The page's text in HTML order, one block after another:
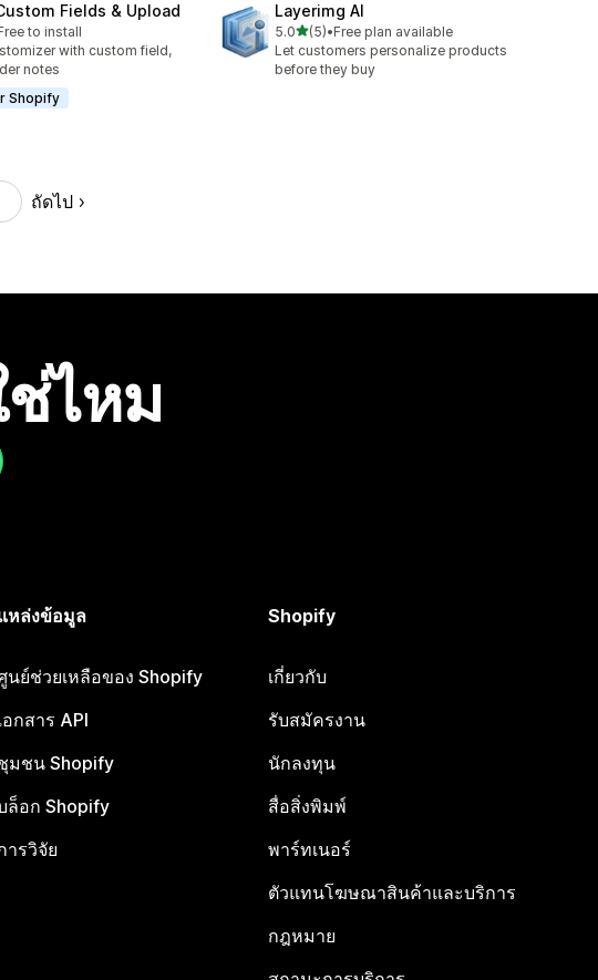
Fields & Upload
ว
ว
to install
with custom field,
notes
Shopify
Layerimg AI
5.0เต็ม 5 ดาว
(5)
ทั้งหมด 5 รีวิว
•Free plan available
Let customers personalize products
before they buy
ถัดไป
ไหม
หล่งข้อมูล
นย์ช่วยเหลือของ Shopify
อกสาร API
มชน Shopify
ล็อก Shopify
ารวิจัย
Shopify
เกี่ยวกับ
รับสมัครงาน
นักลงทุน
สื่อสิ่งพิมพ์
พาร์ทเนอร์
ตัวแทนโฆษณาสินค้าและบริการ
กฎหมาย